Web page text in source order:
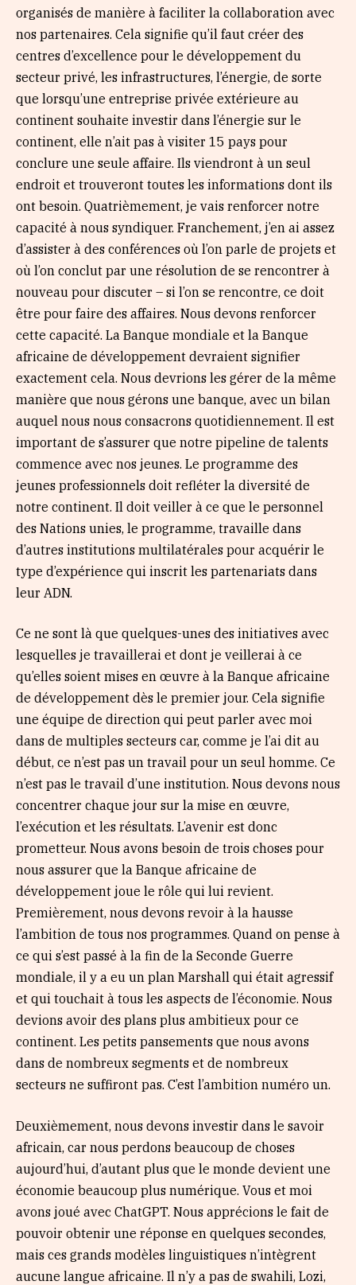
organisés de manière à faciliter la collaboration avec
nos partenaires. Cela signifie qu’il faut créer des
centres d’excellence pour le développement du
secteur privé, les infrastructures, l’énergie, de sorte
que lorsqu’une entreprise privée extérieure au
continent souhaite investir dans l’énergie sur le
continent, elle n’ait pas à visiter 15 pays pour
conclure une seule affaire. Ils viendront à un seul
endroit et trouveront toutes les informations dont ils
ont besoin. Quatrièmement, je vais renforcer notre
capacité à nous syndiquer. Franchement, j’en ai assez
d’assister à des conférences où l’on parle de projets et
où l’on conclut par une résolution de se rencontrer à
nouveau pour discuter – si l’on se rencontre, ce doit
être pour faire des affaires. Nous devons renforcer
cette capacité. La Banque mondiale et la Banque
africaine de développement devraient signifier
exactement cela. Nous devrions les gérer de la même
manière que nous gérons une banque, avec un bilan
auquel nous nous consacrons quotidiennement. Il est
important de s’assurer que notre pipeline de talents
commence avec nos jeunes. Le programme des
jeunes professionnels doit refléter la diversité de
notre continent. Il doit veiller à ce que le personnel
des Nations unies, le programme, travaille dans
d’autres institutions multilatérales pour acquérir le
type d’expérience qui inscrit les partenariats dans
leur ADN.
Ce ne sont là que quelques-unes des initiatives avec
lesquelles je travaillerai et dont je veillerai à ce
qu’elles soient mises en œuvre à la Banque africaine
de développement dès le premier jour. Cela signifie
une équipe de direction qui peut parler avec moi
dans de multiples secteurs car, comme je l’ai dit au
début, ce n’est pas un travail pour un seul homme. Ce
n’est pas le travail d’une institution. Nous devons nous
concentrer chaque jour sur la mise en œuvre,
l’exécution et les résultats. L’avenir est donc
prometteur. Nous avons besoin de trois choses pour
nous assurer que la Banque africaine de
développement joue le rôle qui lui revient.
Premièrement, nous devons revoir à la hausse
l’ambition de tous nos programmes. Quand on pense à
ce qui s’est passé à la fin de la Seconde Guerre
mondiale, il y a eu un plan Marshall qui était agressif
et qui touchait à tous les aspects de l’économie. Nous
devions avoir des plans plus ambitieux pour ce
continent. Les petits pansements que nous avons
dans de nombreux segments et de nombreux
secteurs ne suffiront pas. C’est l’ambition numéro un.
Deuxièmement, nous devons investir dans le savoir
africain, car nous perdons beaucoup de choses
aujourd’hui, d’autant plus que le monde devient une
économie beaucoup plus numérique. Vous et moi
avons joué avec ChatGPT. Nous apprécions le fait de
pouvoir obtenir une réponse en quelques secondes,
mais ces grands modèles linguistiques n’intègrent
aucune langue africaine. Il n’y a pas de swahili, Lozi,